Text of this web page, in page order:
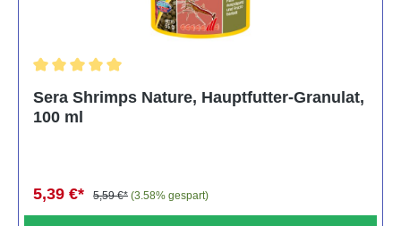
Sera Shrimps Nature, Hauptfutter-Granulat,
100 ml
5,39 €* 5,59 €* (3.58% gespart)